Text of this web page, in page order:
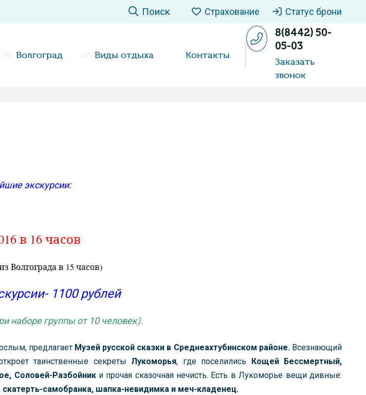
Поиск Страхование Статус брони
Волгоград Виды отдыха Контакты
8(8442) 50-
05-03
Заказать
звонок
экскурсии:
в 16 часов
Волгограда в 15 часов)
1100 рублей
наборе группы от 10 человек).
предлагает Музей русской сказки в Среднеахтубинском районе.Всезнающий
таинственные секреты Лукоморья, где поселились Кощей Бессмертный,
Соловей-Разбойники прочая сказочная нечисть. Есть в Лукоморье вещи дивные:
самобранка, шапка-невидимка и меч-кладенец.